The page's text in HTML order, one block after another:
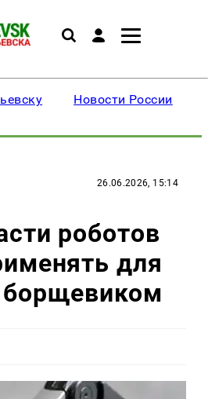
Новости России
26.06.2026, 15:14
роботов
для